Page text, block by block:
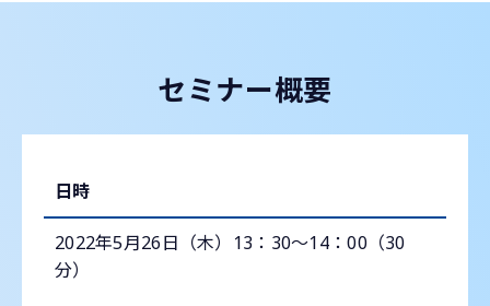
セミナー概要
日時
2022年5月26日（木）13：30～14：00（30
分）